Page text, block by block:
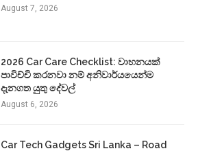
August 7, 2026
2026 Car Care Checklist: වාහනයක්
පාවිච්චි කරනවා නම් අනිවාර්යයෙන්ම
දැනගත යුතු දේවල්
August 6, 2026
Car Tech Gadgets Sri Lanka – Road